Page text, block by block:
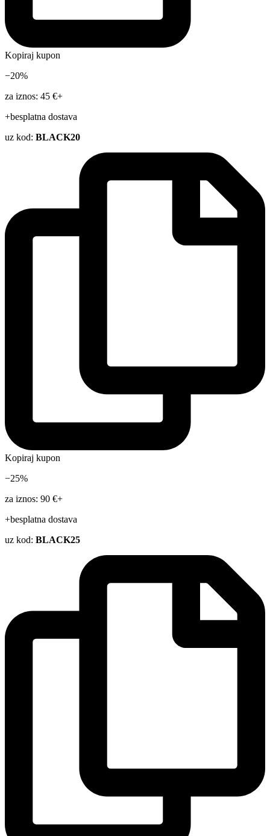
Kopiraj kupon
−20%
za iznos: 45 €+
+besplatna dostava
uz kod: BLACK20
Kopiraj kupon
−25%
za iznos: 90 €+
+besplatna dostava
uz kod: BLACK25